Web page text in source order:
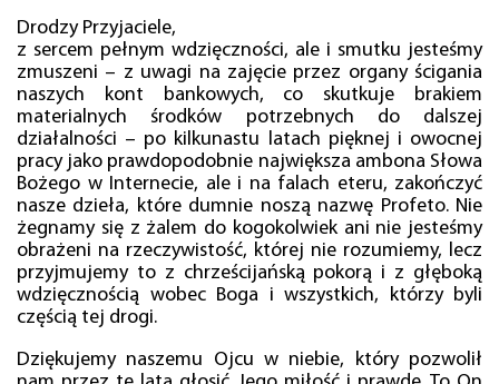
Drodzy Przyjaciele,
z sercem pełnym wdzięczności, ale i smutku jesteśmy
zmuszeni – z uwagi na zajęcie przez organy ścigania
naszych kont bankowych, co skutkuje brakiem
materialnych środków potrzebnych do dalszej
działalności – po kilkunastu latach pięknej i owocnej
pracy jako prawdopodobnie największa ambona Słowa
Bożego w Internecie, ale i na falach eteru, zakończyć
nasze dzieła, które dumnie noszą nazwę Profeto. Nie
żegnamy się z żalem do kogokolwiek ani nie jesteśmy
obrażeni na rzeczywistość, której nie rozumiemy, lecz
przyjmujemy to z chrześcijańską pokorą i z głęboką
wdzięcznością wobec Boga i wszystkich, którzy byli
częścią tej drogi.
Dziękujemy naszemu Ojcu w niebie, który pozwolił